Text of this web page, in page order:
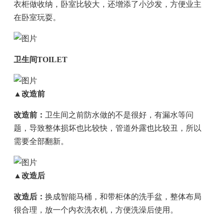
衣柜做收纳，卧室比较大，还增添了小沙发，方便业主
在卧室玩耍。
卫生间TOILET
▲改造前
改造前： 卫生间之前防水做的不是很好，有漏水等问
题，导致整体损坏也比较快，管道外露也比较丑，所以
需要全部翻新。
▲改造后
改造后： 换成智能马桶，和带柜体的洗手盆，整体布局
很合理，放一个内衣洗衣机，方便洗澡后使用。